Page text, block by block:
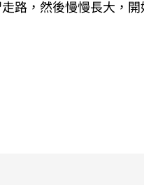
路，然後慢慢長大，